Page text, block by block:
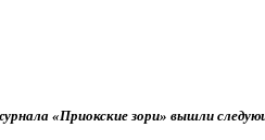
«Приокские зори» вышли